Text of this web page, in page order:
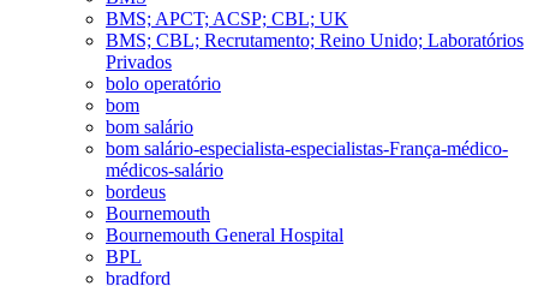
BMS; APCT; ACSP; CBL; UK
BMS; CBL; Recrutamento; Reino Unido; Laboratórios
Privados
bolo operatório
bom
bom salário
bom salário-especialista-especialistas-França-médico-
médicos-salário
bordeus
Bournemouth
Bournemouth General Hospital
BPL
bradford